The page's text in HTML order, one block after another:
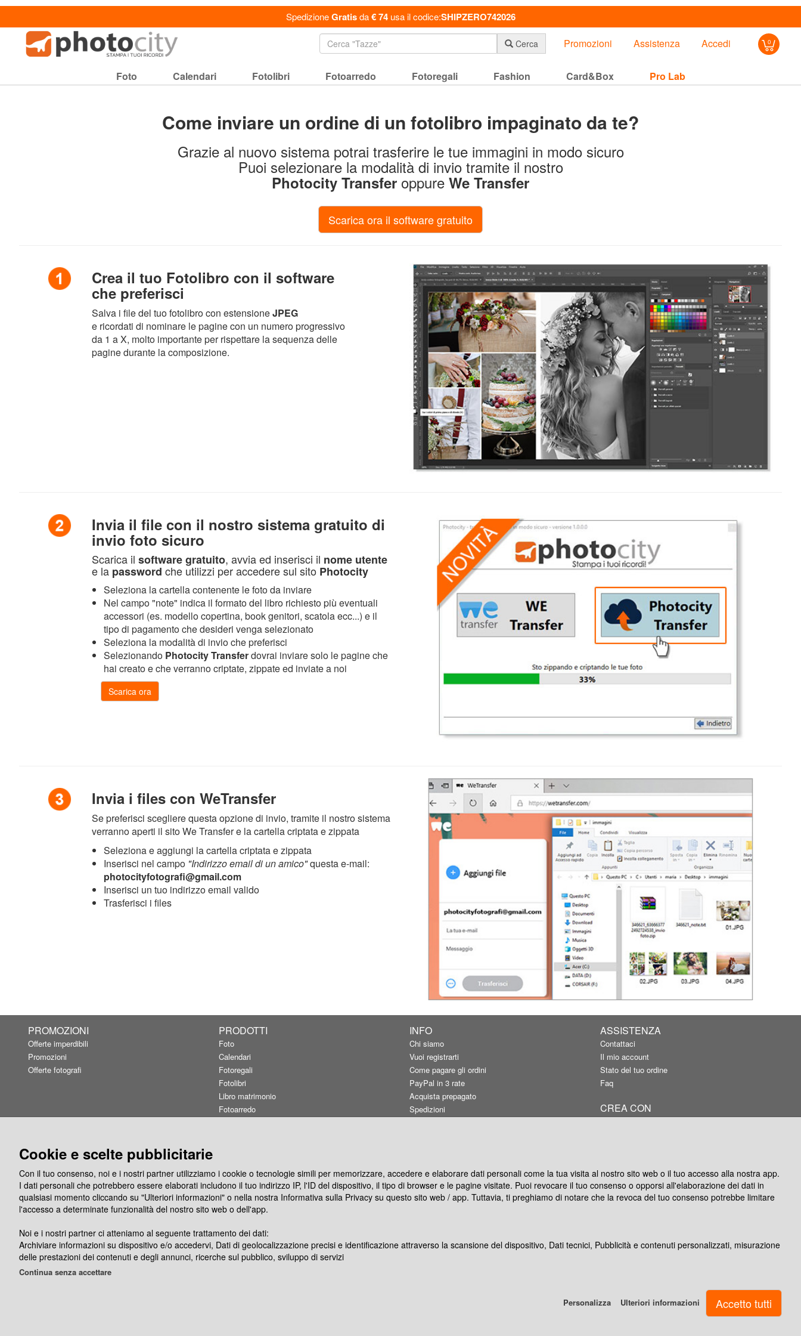
SpedizioneGratisda€ 74usa il codice:SHIPZERO742026
Cerca Promozioni Assistenza Accedi 0
Foto Calendari Fotolibri Fotoarredo Fotoregali Fashion Card&Box Pro Lab
Come inviare un ordine di un fotolibro impaginato da te?
Grazie al nuovo sistema potrai trasferire le tue immagini in modo sicuro
Puoi selezionare la modalità di invio tramite il nostro
Photocity Transfer oppure We Transfer
Crea il tuo Fotolibro con il software
che preferisci
Salva i file del tuo fotolibro con estensioneJPEG
e ricordati di nominare le pagine con un numero progressivo
da 1 a X, molto importante per rispettare la sequenza delle
pagine durante la composizione.
Invia il file con il nostro sistema gratuito di
invio foto sicuro
Scarica il software gratuito, avvia ed inserisci il nome utente
e la password che utilizzi per accedere sul sito Photocity
Seleziona la cartella contenente le foto da inviare
Nel campo "note" indica il formato del libro richiesto più eventuali
accessori (es. modello copertina, book genitori, scatola ecc...) e il
tipo di pagamento che desideri venga selezionato
Seleziona la modalità di invio che preferisci
Selezionando Photocity Transferdovrai inviare solo le pagine che
hai creato e che verranno criptate, zippate ed inviate a noi
Invia i files con WeTransfer
Se preferisci scegliere questa opzione di invio, tramite il nostro sistema
verranno aperti il sito We Transfer e la cartella criptata e zippata
Seleziona e aggiungi la cartella criptata e zippata
Inserisci nel campo "Indirizzo email di un amico"questa e-mail:
photocityfotografi@gmail.com
Inserisci un tuo indirizzo email valido
Trasferisci i files
PROMOZIONI
Offerte imperdibili
Promozioni
Offerte fotografi
PRODOTTI
Foto
Calendari
Fotoregali
Fotolibri
Libro matrimonio
Fotoarredo
INFO
Chi siamo
Vuoi registrarti
Come pagare gli ordini
PayPal in 3 rate
Acquista prepagato
Spedizioni
Informativa privacy
Preferenze cookie
Co-marketing
ASSISTENZA
Contattaci
Il mio account
Stato del tuo ordine
Faq
CREA CON
Seguici su App Photocity Gratis
Cookie e scelte pubblicitarie
Con il tuo consenso, noi e i nostri partner utilizziamo i cookie o tecnologie simili per memorizzare, accedere e elaborare dati personali come la tua visita al nostro sito web o il tuo accesso alla nostra app.
I dati personali che potrebbero essere elaborati includono il tuo indirizzo IP, l'ID del dispositivo, il tipo di browser e le pagine visitate. Puoi revocare il tuo consenso o opporsi all'elaborazione dei dati in
qualsiasi momento cliccando su "Ulteriori informazioni" o nella nostra Informativa sulla Privacy su questo sito web / app. Tuttavia, ti preghiamo di notare che la revoca del tuo consenso potrebbe limitare
l'accesso a determinate funzionalità del nostro sito web o dell'app.
Noi e i nostri partner ci atteniamo al seguente trattamento dei dati:
Archiviare informazioni su dispositivo e/o accedervi, Dati di geolocalizzazione precisi e identificazione attraverso la scansione del dispositivo, Dati tecnici, Pubblicità e contenuti personalizzati, misurazione
delle prestazioni dei contenuti e degli annunci, ricerche sul pubblico, sviluppo di servizi
Continua senza accettare
Personalizza Ulteriori informazioni